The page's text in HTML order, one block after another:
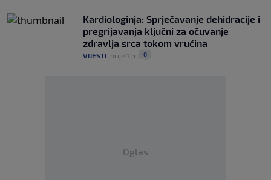
Kardiologinja: Sprječavanje dehidracije i
pregrijavanja ključni za očuvanje
zdravlja srca tokom vrućina
VIJESTI prije 1 h 0
Oglas